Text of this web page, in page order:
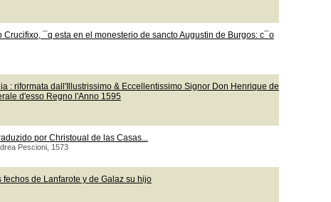
¯q esta en el monesterio de sancto Augustin de Burgos: c¯o
: riformata dall'Illustrissimo & Eccellentissimo Signor Don Henrique de
d'esso Regno l'Anno 1595
por Christoual de las Casas...
Pescioni, 1573
de Lanfarote y de Galaz su hijo